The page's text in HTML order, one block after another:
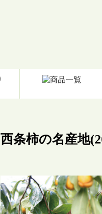
西条柿の名産地